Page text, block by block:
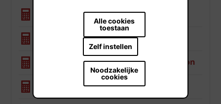
Alle cookies
toestaan
Zelf instellen
Noodzakelijke
cookies
Calculatrice quantité
Calculatrice NRd
Calculatrice résistance à la compression
Calculatrice valeur U